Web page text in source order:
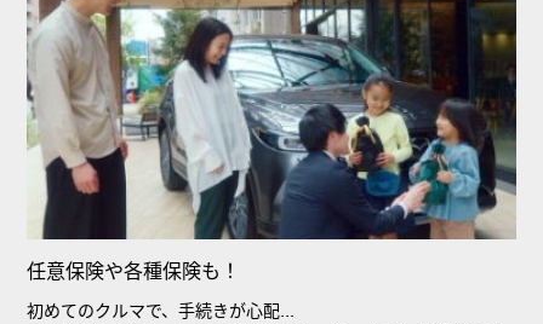
任意保険や各種保険も！
初めてのクルマで、手続きが心配...